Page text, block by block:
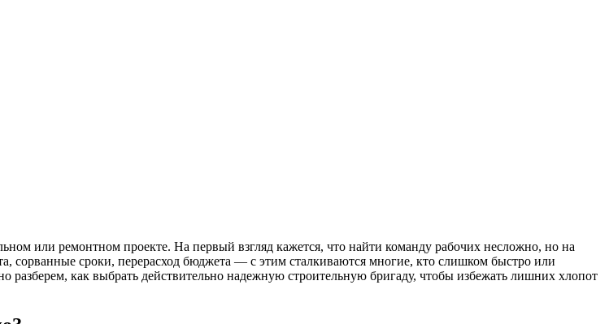
или ремонтном проекте. На первый взгляд кажется, что найти команду рабочих несложно, но на
сорванные сроки, перерасход бюджета — с этим сталкиваются многие, кто слишком быстро или
разберем, как выбрать действительно надежную строительную бригаду, чтобы избежать лишних хлопот